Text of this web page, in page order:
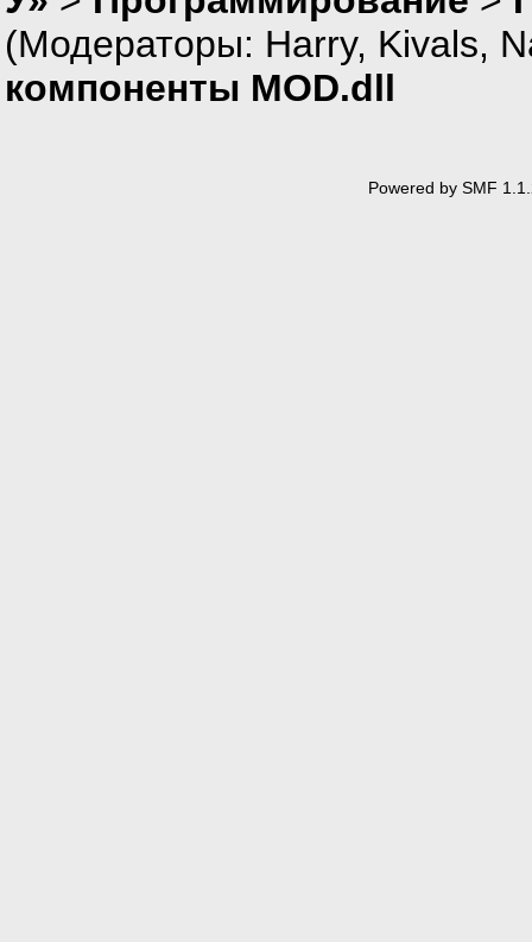
(Модераторы: Harry, Kivals,
компоненты MOD.dll
Powered by SMF